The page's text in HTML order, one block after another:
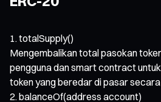
totalSupply()
Mengembalikan total pasokan
pengguna dan smart contract
token yang beredar di pasar secara
balanceOf(address account)